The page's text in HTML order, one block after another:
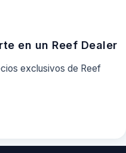
en un Reef Dealer
exclusivos de Reef